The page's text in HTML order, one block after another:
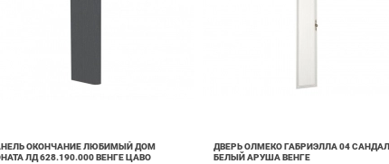
ОКОНЧАНИЕ ЛЮБИМЫЙ ДОМ
ЛД 628.190.000 ВЕНГЕ ЦАВО
ДВЕРЬ ОЛМЕКО ГАБРИЭЛЛА 04 САНДАЛ
БЕЛЫЙ АРУША ВЕНГЕ